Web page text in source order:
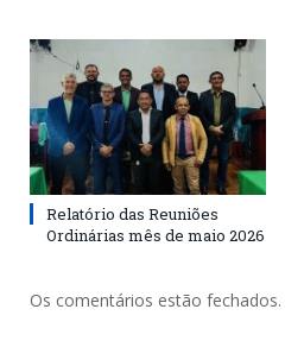
Relatório das Reuniões
Ordinárias mês de maio 2026
Os comentários estão fechados.